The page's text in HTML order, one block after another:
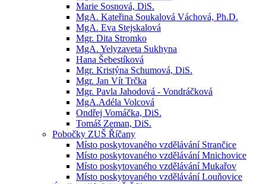
Marie Sosnová, DiS.
MgA. Kateřina Soukalová Váchová, Ph.D.
MgA. Eva Stejskalová
Mgr. Dita Stromko
MgA. Yelyzaveta Sukhyna
Hana Šebestíková
Mgr. Kristýna Schumová, DiS.
Mgr. Jan Vít Trčka
Mgr. Pavla Jahodová - Vondráčková
MgA.Adéla Volcová
Ondřej Vomáčka, DiS.
Tomáš Zeman, DiS.
Pobočky ZUŠ Říčany
Místo poskytovaného vzdělávání Strančice
Místo poskytovaného vzdělávání Mnichovice
Místo poskytovaného vzdělávání Mukařov
Místo poskytovaného vzdělávání Louňovice